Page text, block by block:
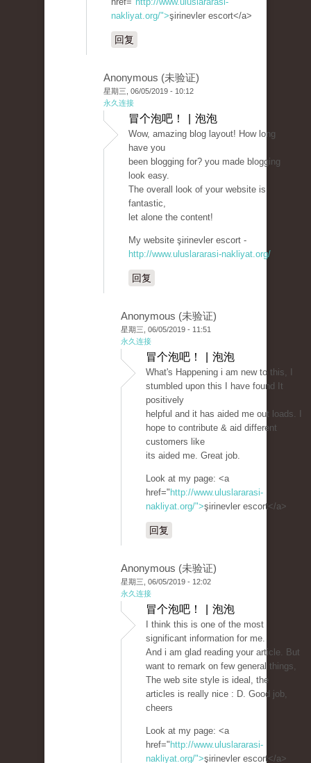
nakliyat.org/">şirinevler escort</a>
回复
Anonymous (未验证)
星期三, 06/05/2019 - 10:12
永久连接
冒个泡吧！ | 泡泡
Wow, amazing blog layout! How long
have you
been blogging for? you made blogging
look easy.
The overall look of your website is
fantastic,
let alone the content!
My website şirinevler escort -
http://www.uluslararasi-nakliyat.org/
回复
Anonymous (未验证)
星期三, 06/05/2019 - 11:51
永久连接
冒个泡吧！ | 泡泡
What's Happening i am new to this, I
stumbled upon this I have found It
positively
helpful and it has aided me out loads. I
hope to contribute & aid different
customers like
its aided me. Great job.
Look at my page: <a
href=" http://www.uluslararasi-
nakliyat.org/">şirinevler escort</a>
回复
Anonymous (未验证)
星期三, 06/05/2019 - 12:02
永久连接
冒个泡吧！ | 泡泡
I think this is one of the most
significant information for me.
And i am glad reading your article. But
want to remark on few general things,
The web site style is ideal, the
articles is really nice : D. Good job,
cheers
Look at my page: <a
href=" http://www.uluslararasi-
nakliyat.org/">şirinevler escort</a>